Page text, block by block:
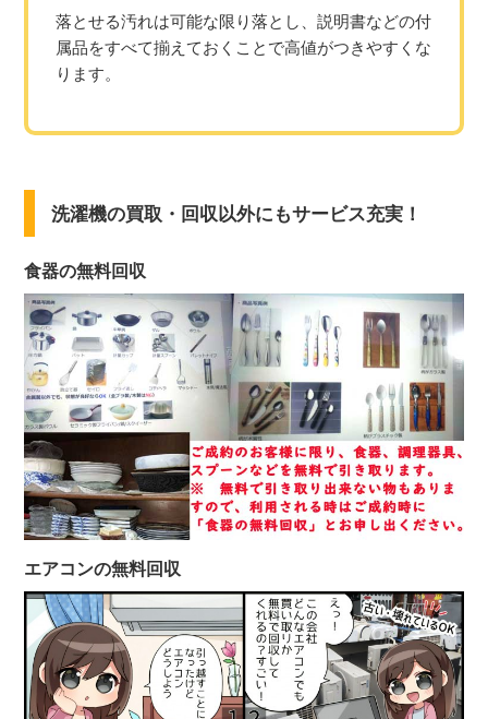
落とせる汚れは可能な限り落とし、説明書などの付
属品をすべて揃えておくことで高値がつきやすくな
ります。
洗濯機の買取・回収以外にもサービス充実！
食器の無料回収
エアコンの無料回収